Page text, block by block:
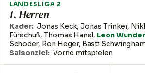
LANDESLIGA 2
1. Herren
Kader: Jonas Keck, Jonas Trinker,
Fürschuß, Thomas Hansl, Leon
Schoder, Ron Heger, Basti
Saisonziel: Vorne mitspielen